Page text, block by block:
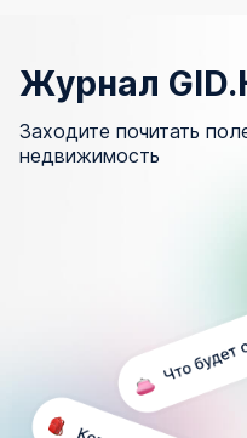
Журнал
Заходите почитать
недвижимость